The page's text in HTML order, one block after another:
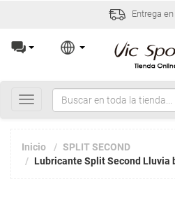
Entrega
Toggle
navigation
Inicio
SPLIT SECOND
Lubricante Split Second Lluvia